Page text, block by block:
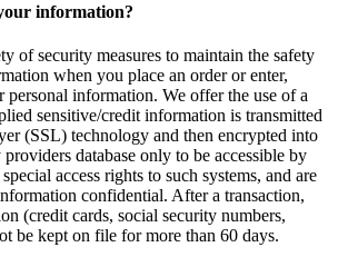
information?
of security measures to maintain the safety
when you place an order or enter,
personal information. We offer the use of a
sensitive/credit information is transmitted
(SSL) technology and then encrypted into
database only to be accessible by
access rights to such systems, and are
confidential. After a transaction,
(credit cards, social security numbers,
be kept on file for more than 60 days.